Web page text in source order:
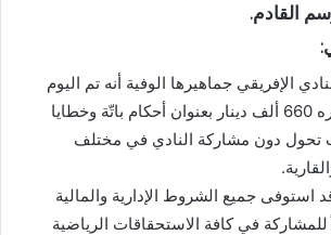
القادم.
الإفريقي جماهيرها الوفية أنه تم اليوم
خلاص مبلغ جملي قدره 660 ألف دينار بعنوان أحكام باتّة وخطايا
تحول دون مشاركة النادي في مختلف
استوفى جميع الشروط الإدارية والمالية
للمشاركة في كافة الاستحقاقات الرياضية